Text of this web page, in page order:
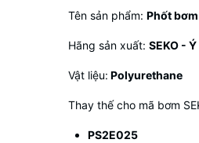
Tên sản phẩm: Phốt bơm
Hãng sản xuất: SEKO - Ý
Vật liệu: Polyurethane
Thay thế cho mã bơm
PS2E025